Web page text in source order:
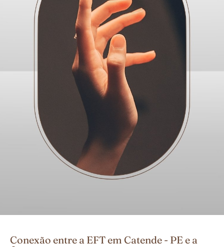
Conexão entre a EFT em Catende - PE e a